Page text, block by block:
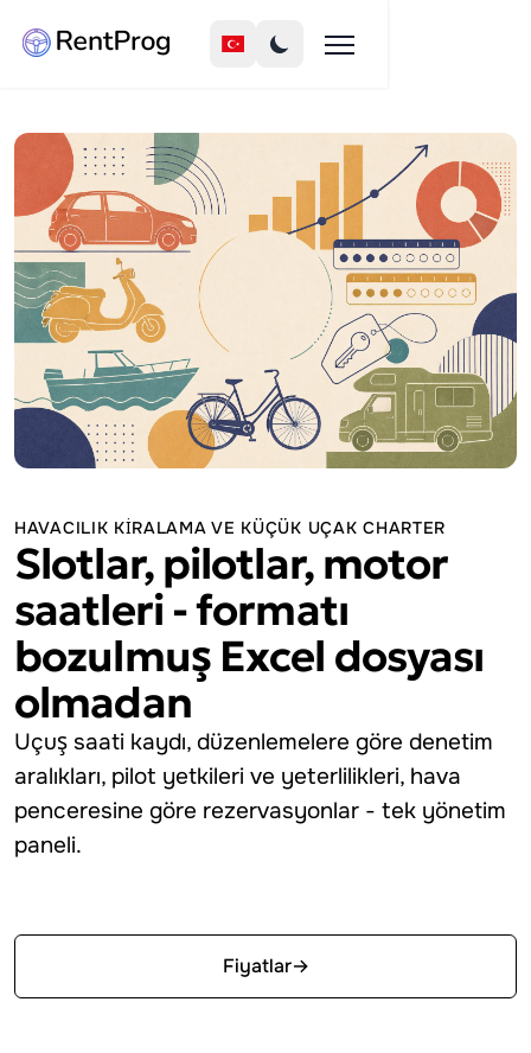
HAVACILIK KIRALAMA VE KÜÇÜK UÇAK CHARTER
Slotlar, pilotlar, motor
saatleri - formatı
bozulmuş Excel dosyası
olmadan
Uçuş saati kaydı, düzenlemelere göre denetim
aralıkları, pilot yetkileri ve yeterlilikleri, hava
penceresine göre rezervasyonlar - tek yönetim
paneli.
Fiyatlar→